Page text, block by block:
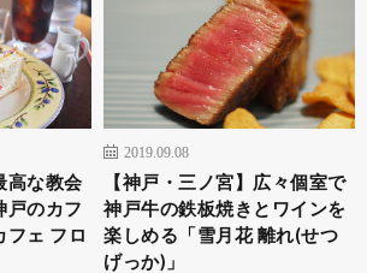
高な教会
戸のカフ
フェ フロ
2019.09.08
【神戸・三ノ宮】広々個室で
神戸牛の鉄板焼きとワインを
楽しめる「雪月花 離れ(せつ
げっか)」